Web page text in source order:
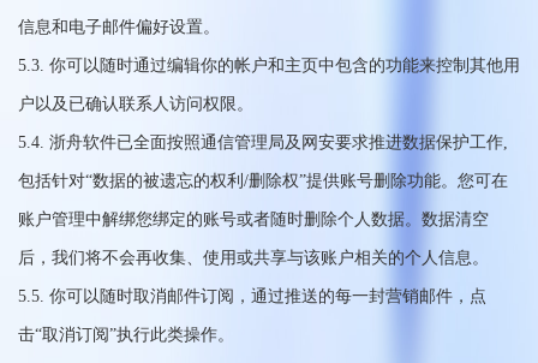
信息和电子邮件偏好设置。
5.3. 你可以随时通过编辑你的帐户和主页中包含的功能来控制其他用
户以及已确认联系人访问权限。
5.4. 浙舟软件已全面按照通信管理局及网安要求推进数据保护工作,
包括针对“数据的被遗忘的权利/删除权”提供账号删除功能。您可在
账户管理中解绑您绑定的账号或者随时删除个人数据。数据清空
后，我们将不会再收集、使用或共享与该账户相关的个人信息。
5.5. 你可以随时取消邮件订阅，通过推送的每一封营销邮件，点
击“取消订阅”执行此类操作。